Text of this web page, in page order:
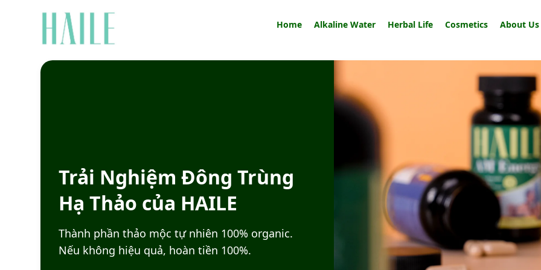
Home Alkaline Water Herbal Life Cosmetics About Us
Trải Nghiệm Đông Trùng
Hạ Thảo của HAILE
Thành phần thảo mộc tự nhiên 100% organic.
Nếu không hiệu quả, hoàn tiền 100%.